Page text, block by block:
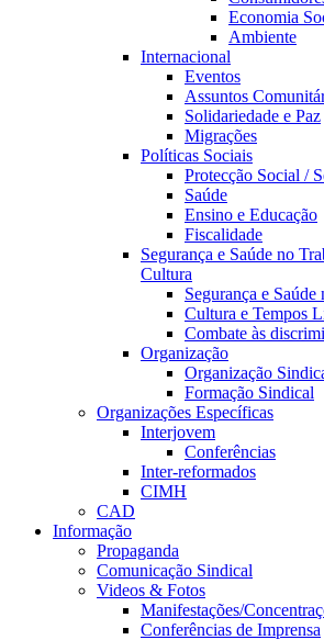
Economia
Ambiente
Internacional
Eventos
Assuntos
Solidariedade e Paz
Migrações
Políticas Sociais
Protecção Social /
Saúde
Ensino e Educação
Fiscalidade
Segurança e Saúde no
Cultura
Segurança e
Cultura e Tempos
Combate às
Organização
Organização
Formação Sindical
Organizações Específicas
Interjovem
Conferências
Inter-reformados
CIMH
CAD
Informação
Propaganda
Comunicação Sindical
Videos & Fotos
Manifestações/
Conferências de Imprensa